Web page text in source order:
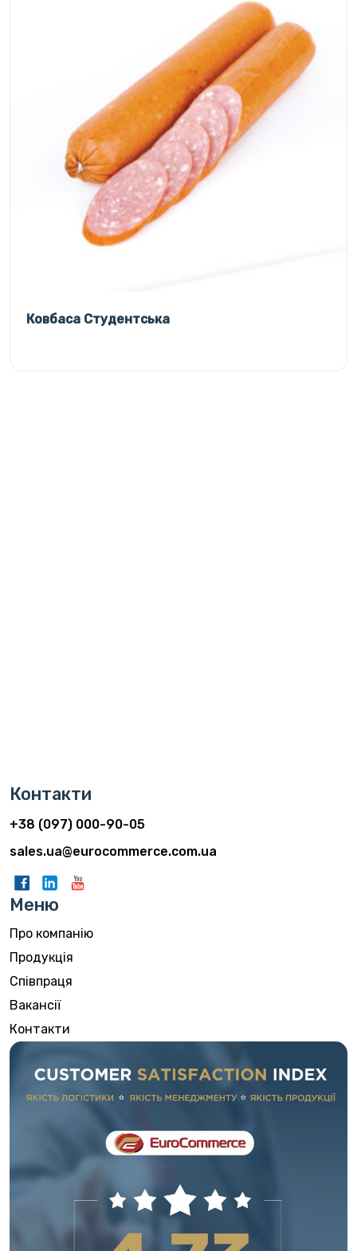
Ковбаса Студентська
Контакти
+38 (097) 000-90-05
sales.ua@eurocommerce.com.ua
Меню
Про компанію
Продукція
Співпраця
Вакансії
Контакти